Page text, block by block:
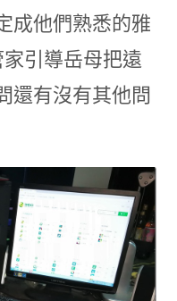
成他們熟悉的雅
引導岳母把遠
還有沒有其他問